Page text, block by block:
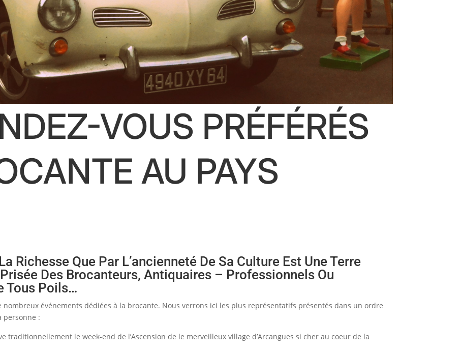
VOUS PRÉFÉRÉS
AU PAYS
Richesse Que Par L’ancienneté De Sa Culture Est Une Terre
Des Brocanteurs, Antiquaires – Professionnels Ou
Tous Poils…
événements dédiées à la brocante. Nous verrons ici les plus représentatifs présentés dans un ordre
personne :
traditionnellement le week-end de l’Ascension de le merveilleux village d’Arcangues si cher au coeur de la